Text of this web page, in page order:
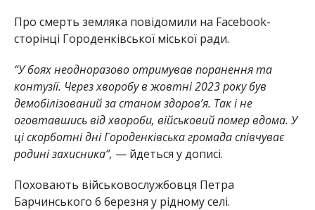
Про смерть земляка повідомили на Facebook-
сторінці Городенківської міської ради.
“У боях неодноразово отримував поранення та
контузії. Через хворобу в жовтні 2023 року був
демобілізований за станом здоров’я. Так і не
оговтавшись від хвороби, військовий помер вдома. У
ці скорботні дні Городенківська громада співчуває
родині захисника”, — йдеться у дописі.
Поховають військовослужбовця Петра
Барчинського 6 березня у рідному селі.